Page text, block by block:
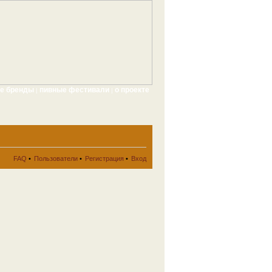
бренды пивные фестивали о проекте
FAQ • Пользователи • Регистрация • Вход